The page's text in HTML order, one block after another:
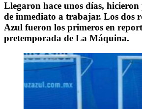
Llegaron hace unos días, hicieron
de inmediato a trabajar. Los dos
Azul fueron los primeros en
pretemporada de La Máquina.